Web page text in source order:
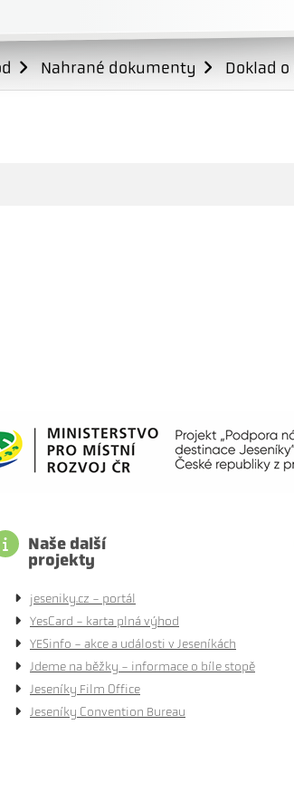
Nahrané dokumenty Doklad
Naše další
projekty
jeseniky.cz - portál
YesCard - karta plná výhod
YESinfo - akce a události v Jeseníkách
Jdeme na běžky - informace o bíle stopě
Jeseníky Film Office
Jeseníky Convention Bureau